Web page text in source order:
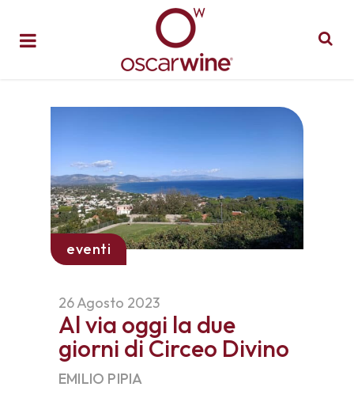
eventi
26 Agosto 2023
Al via oggi la due
giorni di Circeo Divino
EMILIO PIPIA